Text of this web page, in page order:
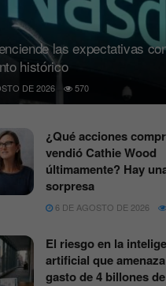
las expectativas
histórico
DE 2026 570
¿Qué acciones
vendió Cathie Wood
últimamente? Hay
sorpresa
6 DE AGOSTO DE 2026
El riesgo en la
artificial que
gasto de 4 billones